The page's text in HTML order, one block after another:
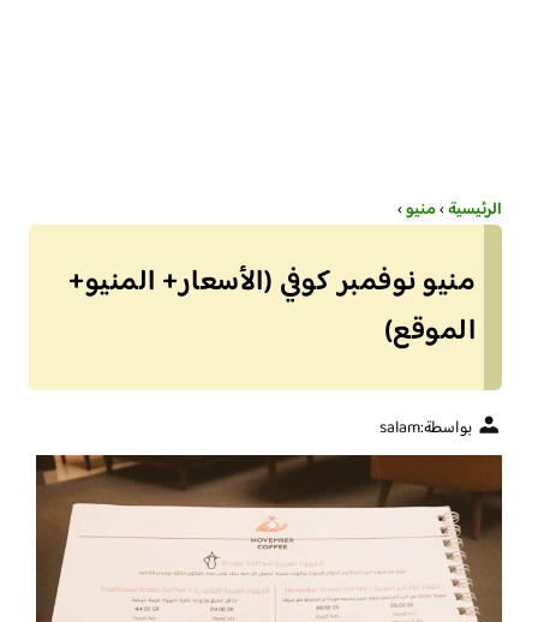
الرئيسية›منيو›
منيو نوفمبر كوفي (الأسعار+ المنيو+
الموقع)
بواسطة:salam